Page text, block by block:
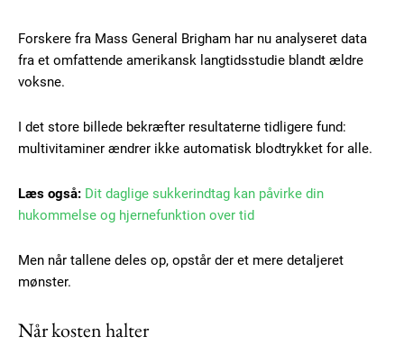
Forskere fra Mass General Brigham har nu analyseret data
fra et omfattende amerikansk langtidsstudie blandt ældre
voksne.
I det store billede bekræfter resultaterne tidligere fund:
multivitaminer ændrer ikke automatisk blodtrykket for alle.
Læs også: Dit daglige sukkerindtag kan påvirke din
hukommelse og hjernefunktion over tid
Men når tallene deles op, opstår der et mere detaljeret
mønster.
Når kosten halter